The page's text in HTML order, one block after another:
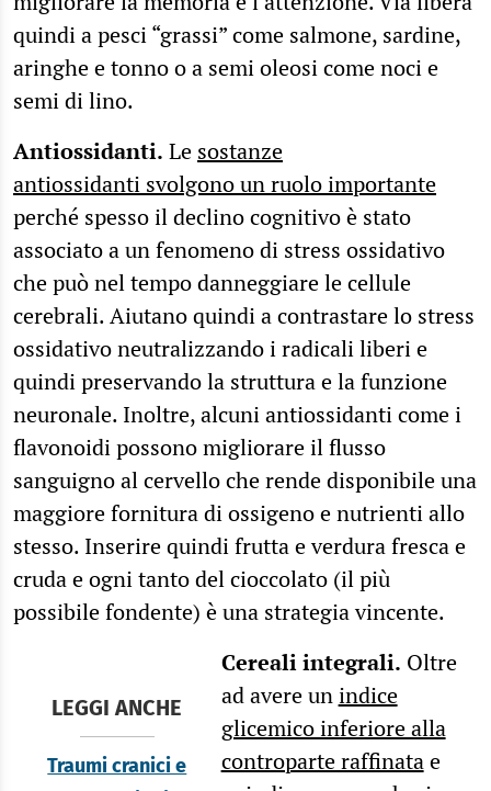
quindi a pesci “grassi” come salmone, sardine,
aringhe e tonno o a semi oleosi come noci e
semi di lino.
Antiossidanti. Le sostanze
antiossidanti svolgono un ruolo importante
perché spesso il declino cognitivo è stato
associato a un fenomeno di stress ossidativo
che può nel tempo danneggiare le cellule
cerebrali. Aiutano quindi a contrastare lo stress
ossidativo neutralizzando i radicali liberi e
quindi preservando la struttura e la funzione
neuronale. Inoltre, alcuni antiossidanti come i
flavonoidi possono migliorare il flusso
sanguigno al cervello che rende disponibile una
maggiore fornitura di ossigeno e nutrienti allo
stesso. Inserire quindi frutta e verdura fresca e
cruda e ogni tanto del cioccolato (il più
possibile fondente) è una strategia vincente.
LEGGI ANCHE
Traumi cranici e
Cereali integrali. Oltre
ad avere unindice
glicemico inferiore alla
controparte raffinatae